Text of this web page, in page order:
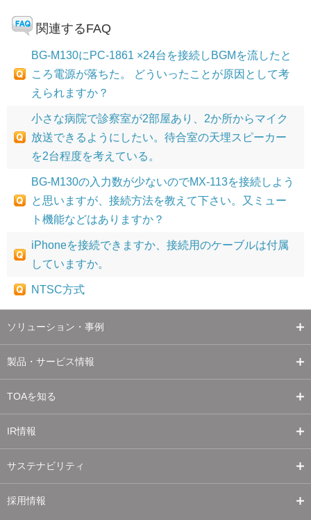
関連するFAQ
BG-M130にPC-1861 ×24台を接続しBGMを流したと
ころ電源が落ちた。 どういったことが原因として考
えられますか？
小さな病院で診察室が2部屋あり、2か所からマイク
放送できるようにしたい。待合室の天埋スピーカー
を2台程度を考えている。
BG-M130の入力数が少ないのでMX-113を接続しよう
と思いますが、接続方法を教えて下さい。又ミュー
ト機能などはありますか？
iPhoneを接続できますか、接続用のケーブルは付属
していますか。
NTSC方式
ソリューション・事例
製品・サービス情報
TOAを知る
IR情報
サステナビリティ
採用情報